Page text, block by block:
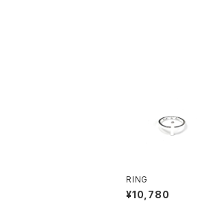
RING
¥10,780